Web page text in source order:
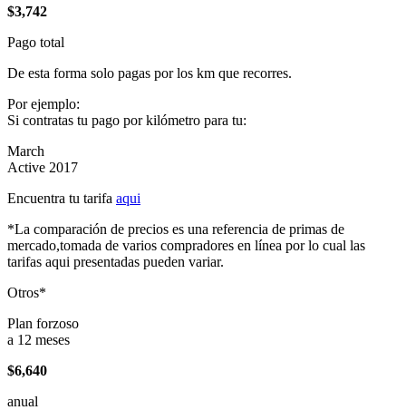
$3,742
Pago total
De esta forma solo pagas por los km que recorres.
Por ejemplo:
Si contratas tu pago por kilómetro para tu:
March
Active 2017
Encuentra tu tarifa aqui
*La comparación de precios es una referencia de primas de
mercado,tomada de varios compradores en línea por lo cual las
tarifas aqui presentadas pueden variar.
Otros*
Plan forzoso
a 12 meses
$6,640
anual